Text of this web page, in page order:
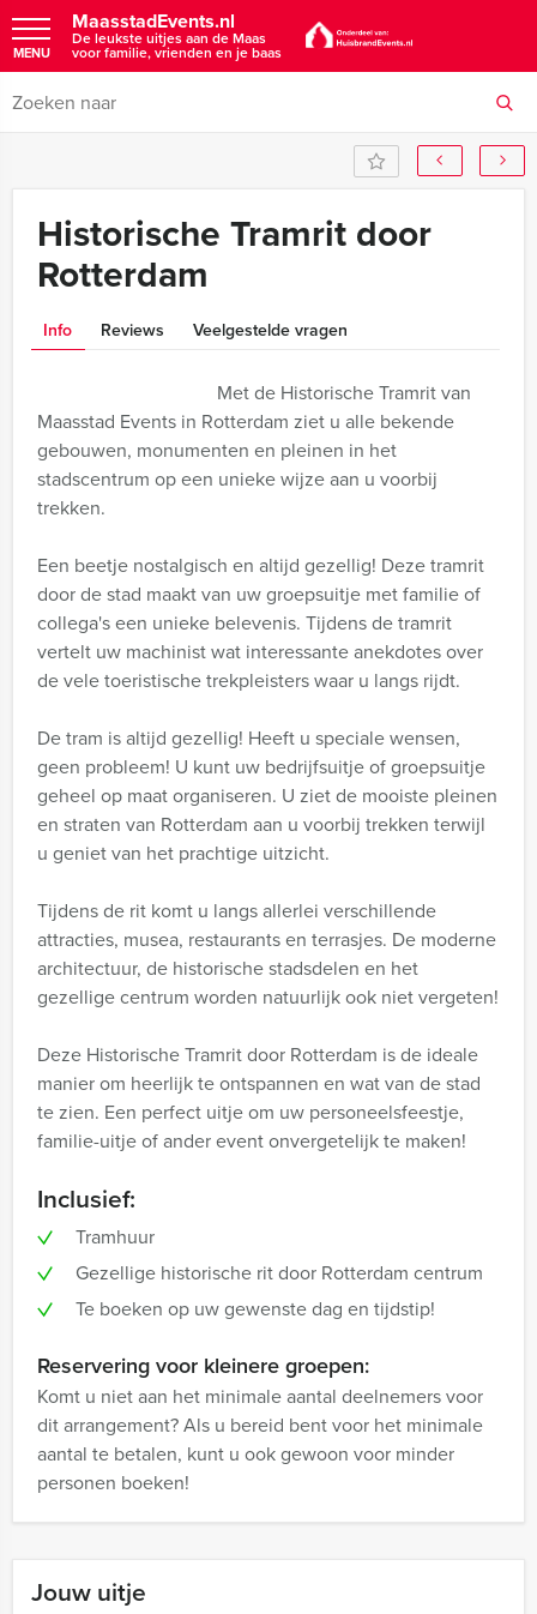
MaasstadEvents.nl
De leukste uitjes aan de Maas
voor familie, vrienden en je baas
MENU
Jouw uitje
Historische Tramrit door
Rotterdam
Info Reviews Veelgestelde vragen
Met de Historische Tramrit van
Maasstad Events in Rotterdam ziet u alle bekende
gebouwen, monumenten en pleinen in het
stadscentrum op een unieke wijze aan u voorbij
trekken.
Een beetje nostalgisch en altijd gezellig! Deze tramrit
door de stad maakt van uw groepsuitje met familie of
collega's een unieke belevenis. Tijdens de tramrit
vertelt uw machinist wat interessante anekdotes over
de vele toeristische trekpleisters waar u langs rijdt.
De tram is altijd gezellig! Heeft u speciale wensen,
geen probleem! U kunt uw bedrijfsuitje of groepsuitje
geheel op maat organiseren. U ziet de mooiste pleinen
en straten van Rotterdam aan u voorbij trekken terwijl
u geniet van het prachtige uitzicht.
Tijdens de rit komt u langs allerlei verschillende
attracties, musea, restaurants en terrasjes. De moderne
architectuur, de historische stadsdelen en het
gezellige centrum worden natuurlijk ook niet vergeten!
Deze Historische Tramrit door Rotterdam is de ideale
manier om heerlijk te ontspannen en wat van de stad
te zien. Een perfect uitje om uw personeelsfeestje,
familie-uitje of ander event onvergetelijk te maken!
Inclusief:
Tramhuur
Gezellige historische rit door Rotterdam centrum
Te boeken op uw gewenste dag en tijdstip!
Reservering voor kleinere groepen:
Komt u niet aan het minimale aantal deelnemers voor
dit arrangement? Als u bereid bent voor het minimale
aantal te betalen, kunt u ook gewoon voor minder
personen boeken!